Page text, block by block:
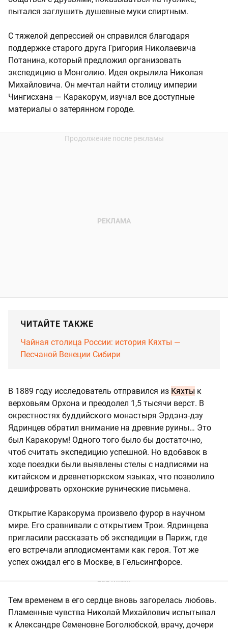
пытался заглушить душевные муки спиртным.
С тяжелой депрессией он справился благодаря
поддержке старого друга Григория Николаевича
Потанина, который предложил организовать
экспедицию в Монголию. Идея окрылила Николая
Михайловича. Он мечтал найти столицу империи
Чингисхана — Каракорум, изучал все доступные
материалы о затерянном городе.
ЧИТАЙТЕ ТАКЖЕ
Чайная столица России: история Кяхты —
Песчаной Венеции Сибири
В 1889 году исследователь отправился из Кяхты к
верховьям Орхона и преодолел 1,5 тысячи верст. В
окрестностях буддийского монастыря Эрдэнэ-дзу
Ядринцев обратил внимание на древние руины… Это
был Каракорум! Одного того было бы достаточно,
чтоб считать экспедицию успешной. Но вдобавок в
ходе поездки были выявлены стелы с надписями на
китайском и древнетюркском языках, что позволило
дешифровать орхонские рунические письмена.
Открытие Каракорума произвело фурор в научном
мире. Его сравнивали с открытием Трои. Ядринцева
пригласили рассказать об экспедиции в Париж, где
его встречали аплодисментами как героя. Тот же
успех ожидал его в Москве, в Гельсингфорсе.
Тем временем в его сердце вновь загорелась любовь.
Пламенные чувства Николай Михайлович испытывал
к Александре Семеновне Боголюбской, врачу, дочери